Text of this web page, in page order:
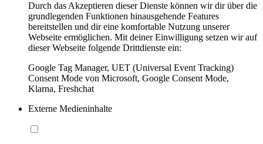
Durch das Akzeptieren dieser Dienste können wir dir über die
grundlegenden Funktionen hinausgehende Features
bereitstellen und dir eine komfortable Nutzung unserer
Webseite ermöglichen. Mit deiner Einwilligung setzen wir auf
dieser Webseite folgende Drittdienste ein:
Google Tag Manager, UET (Universal Event Tracking)
Consent Mode von Microsoft, Google Consent Mode,
Klarna, Freshchat
Externe Medieninhalte